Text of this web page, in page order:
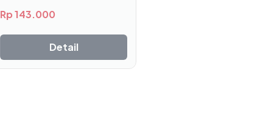
Rp143.000
Detail